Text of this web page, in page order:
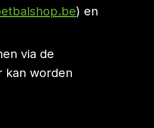
) en
via de
kan worden